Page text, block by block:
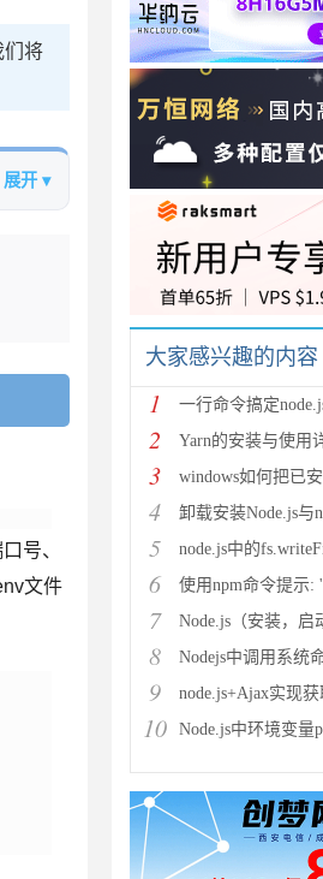
们将
展开 ▾
号、
文件
大家感兴趣的内容
1 一行命令搞定
2 Yarn的安装与使用
3 windows如何把已安装的
4 卸载安装Node.js与
5 node.js中的
6 使用npm命令提示:
7 Node.js（安装，启
8 Nodejs中调用系统命令
9 node.js+Ajax实现获取
10 Node.js中环境变量